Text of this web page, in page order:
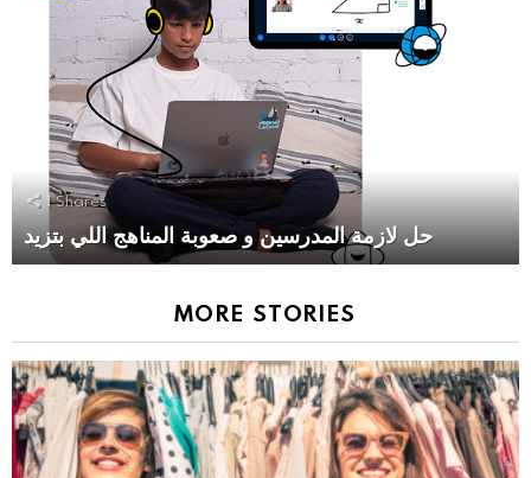
1 Shares
حل لازمة المدرسين و صعوبة المناهج اللي بتزيد
MORE STORIES